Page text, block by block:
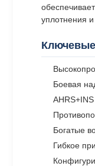
уплотнения
Боевая
Богатые
Гибкое